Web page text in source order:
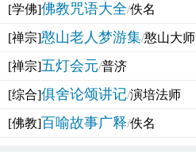
[学佛]佛教咒语大全/佚名
[禅宗]憨山老人梦游集/憨山大师
[禅宗]五灯会元/普济
[综合]俱舍论颂讲记/演培法师
[佛教]百喻故事广释/佚名